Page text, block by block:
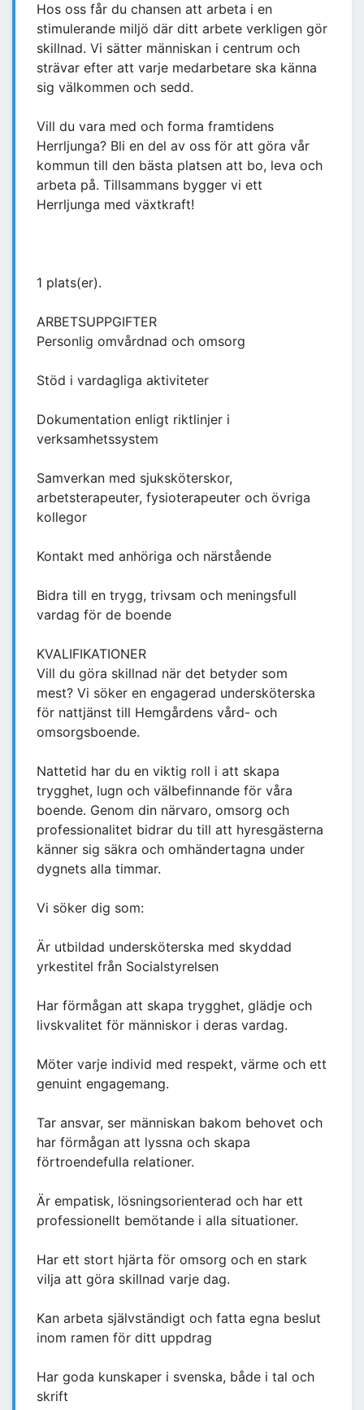
Hos oss får du chansen att arbeta i en
stimulerande miljö där ditt arbete verkligen gör
skillnad. Vi sätter människan i centrum och
strävar efter att varje medarbetare ska känna
sig välkommen och sedd.
Vill du vara med och forma framtidens
Herrljunga? Bli en del av oss för att göra vår
kommun till den bästa platsen att bo, leva och
arbeta på. Tillsammans bygger vi ett
Herrljunga med växtkraft!
1 plats(er).
ARBETSUPPGIFTER
Personlig omvårdnad och omsorg
Stöd i vardagliga aktiviteter
Dokumentation enligt riktlinjer i
verksamhetssystem
Samverkan med sjuksköterskor,
arbetsterapeuter, fysioterapeuter och övriga
kollegor
Kontakt med anhöriga och närstående
Bidra till en trygg, trivsam och meningsfull
vardag för de boende
KVALIFIKATIONER
Vill du göra skillnad när det betyder som
mest? Vi söker en engagerad undersköterska
för nattjänst till Hemgårdens vård- och
omsorgsboende.
Nattetid har du en viktig roll i att skapa
trygghet, lugn och välbefinnande för våra
boende. Genom din närvaro, omsorg och
professionalitet bidrar du till att hyresgästerna
känner sig säkra och omhändertagna under
dygnets alla timmar.
Vi söker dig som:
Är utbildad undersköterska med skyddad
yrkestitel från Socialstyrelsen
Har förmågan att skapa trygghet, glädje och
livskvalitet för människor i deras vardag.
Möter varje individ med respekt, värme och ett
genuint engagemang.
Tar ansvar, ser människan bakom behovet och
har förmågan att lyssna och skapa
förtroendefulla relationer.
Är empatisk, lösningsorienterad och har ett
professionellt bemötande i alla situationer.
Har ett stort hjärta för omsorg och en stark
vilja att göra skillnad varje dag.
Kan arbeta självständigt och fatta egna beslut
inom ramen för ditt uppdrag
Har goda kunskaper i svenska, både i tal och
skrift